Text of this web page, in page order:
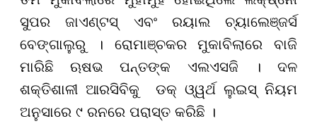
ସୁପର ଜାଏଣ୍ଟସ୍ ଏବଂ ରୟାଲ ଚ୍ୟାଲେଞ୍ଜର୍ସ
ବେଙ୍ଗାଲୁରୁ । ରୋମାଞ୍ଚକର ମୁକାବିଲାରେ ବାଜି
ମାରିଛି ଋଷଭ ପନ୍ତଙ୍କ ଏଲଏସଜି । ଦଳ
ଶକ୍ତିଶାଳୀ ଆରସିବିକୁ ଡକ୍ ଓ୍ୱର୍ଥ ଲୁଇସ୍ ନିୟମ
ଅନୁସାରେ ୯ ରନରେ ପରାସ୍ତ କରିଛି ।